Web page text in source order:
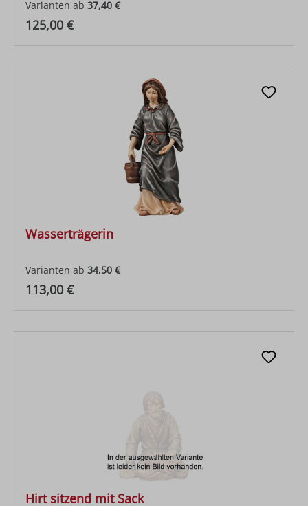
Varianten ab 37,40 €
Regulärer Preis:
125,00 €
Wasserträgerin
Varianten ab 34,50 €
Regulärer Preis:
113,00 €
Hirt sitzend mit Sack